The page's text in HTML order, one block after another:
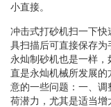
小直接。
冲击式打砂机扫一下
具扫描后可直接保存为
永灿制砂机也是一样
直是永灿机械所发展
意的一些问题：一、调
荷潜力，尤其是适当增